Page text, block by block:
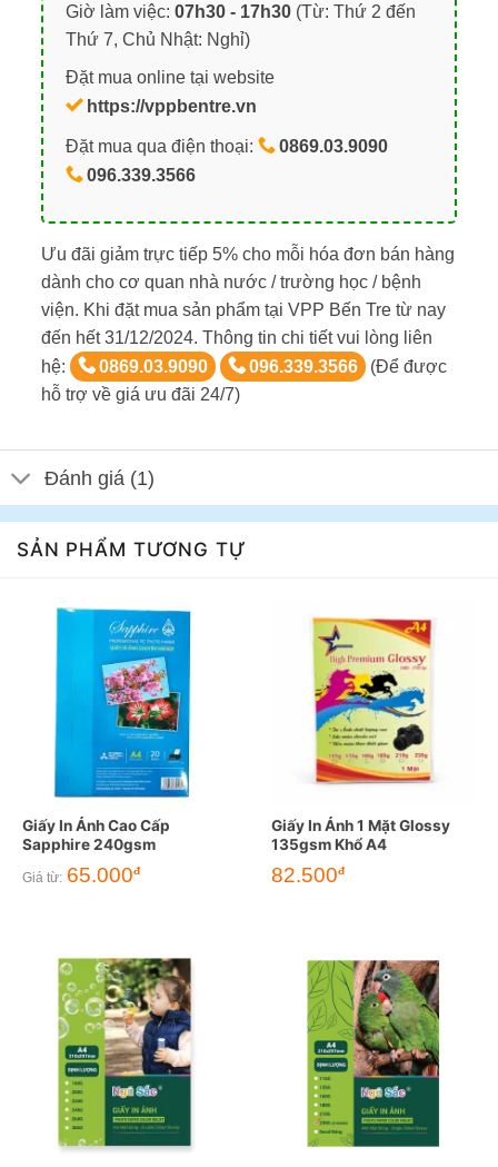
Giờ làm việc: 07h30 - 17h30(Từ: Thứ 2 đến
Thứ 7, Chủ Nhật: Nghỉ)
Đặt mua online tại website
https://vppbentre.vn
Đặt mua qua điện thoại:
0869.03.9090
096.339.3566
Ưu đãi giảm trực tiếp 5% cho mỗi hóa đơn bán hàng
dành cho cơ quan nhà nước / trường học / bệnh
viện. Khi đặt mua sản phẩm tại VPP Bến Tre từ nay
đến hết 31/12/2024. Thông tin chi tiết vui lòng liên
hệ:
0869.03.9090 096.339.3566
(Để được
hỗ trợ về giá ưu đãi 24/7)
Đánh giá (1)
SẢN PHẨM TƯƠNG TỰ
Giấy In Ảnh Cao Cấp
Sapphire 240gsm
Giá từ: 65.000đ
Giấy In Ảnh 1 Mặt Glossy
135gsm Khổ A4
82.500đ